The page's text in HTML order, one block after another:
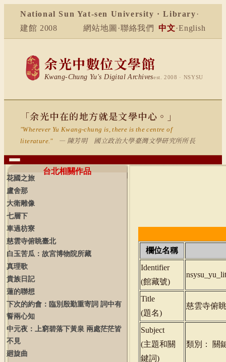
National Sun Yat-sen University · Library ·
建館 2008
網站地圖 ·聯絡我們 中文·English
余光中數位文學館
Kwang-Chung Yu's Digital Archivesest. 2008 · NSYSU
「余光中在的地方就是文學中心。」
"Wherever Yu Kwang-chung is, there is the centre of
literature."
— 陳芳明 國立政治大學臺灣文學研究所所長
台北相關作品
花國之旅
盧舍那
大衛雕像
七層下
車過枋寮
慈雲寺俯眺臺北
白玉苦瓜：故宮博物院所藏
真理歌
貴族日記
蓮的聯想
下次的約會：臨別殷勤重寄詞 詞中有
誓兩心知
中元夜：上窮碧落下黃泉 兩處茫茫皆
不見
廻旋曲
欄位名稱
Identifier
(館藏號)
Title
(題名)
慈雲寺俯
Subject
(主題和關
鍵詞)
類別： 關